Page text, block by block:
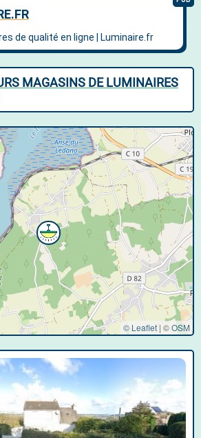
MAGASINS DE LUMINAIRES
© Leaflet | ©OSM